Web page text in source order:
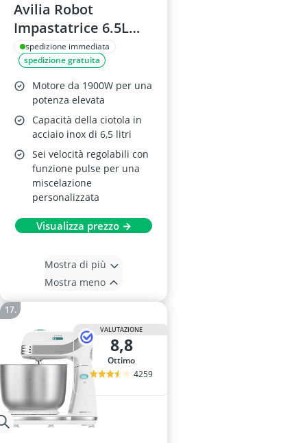
Avilia Robot
Impastatrice 6.5L
1900W Rossa
spedizione immediata
spedizione gratuita
Motore da 1900W per una
potenza elevata
Capacità della ciotola in
acciaio inox di 6,5 litri
Sei velocità regolabili con
funzione pulse per una
miscelazione
personalizzata
Visualizza prezzo →
Mostra di più
Mostra meno
VALUTAZIONE
8,8
Ottimo
4259